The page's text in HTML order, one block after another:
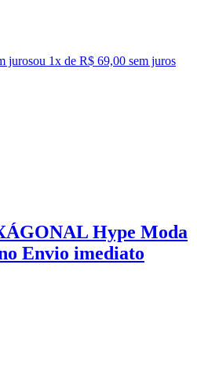
jurosou 1x de R$ 69,00 sem juros
Hype Moda
Envio imediato